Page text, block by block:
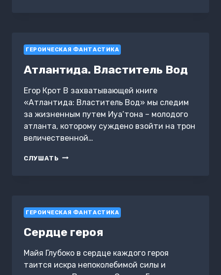
ГЕРОИЧЕСКАЯ ФАНТАСТИКА
Атлантида. Властитель Вод
Егор Крот В захватывающей книге
«Атлантида: Властитель Вод» мы следим
за жизненным путем Иуа’тона – молодого
атланта, которому суждено взойти на трон
величественной…
СЛУШАТЬ АТЛАНТИДА.
ГЕРОИЧЕСКАЯ ФАНТАСТИКА
Сердце героя
Майя Глубоко в сердце каждого героя
таится искра непоколебимой силы и